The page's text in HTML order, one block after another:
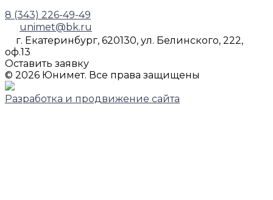
8 (343) 226-49-49
unimet@bk.ru
г. Екатеринбург, 620130, ул. Белинского, 222,
оф.13
Оставить заявку
© 2026 Юнимет. Все права защищены
Разработка и продвижение сайта